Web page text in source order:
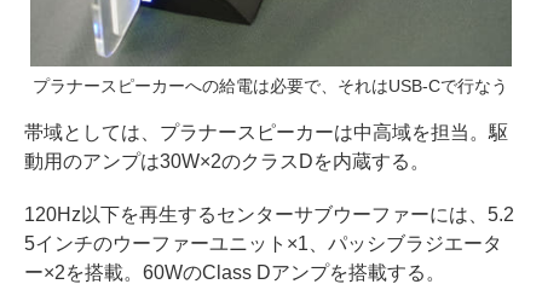
プラナースピーカーへの給電は必要で、それはUSB-Cで行なう
帯域としては、プラナースピーカーは中高域を担当。駆
動用のアンプは30W×2のクラスDを内蔵する。
120Hz以下を再生するセンターサブウーファーには、5.2
5インチのウーファーユニット×1、パッシブラジエータ
ー×2を搭載。60WのClass Dアンプを搭載する。